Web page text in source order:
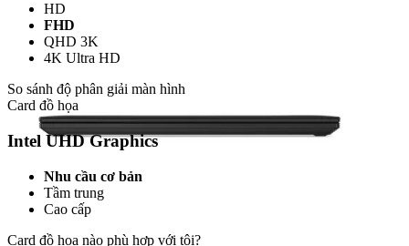
HD
FHD
QHD 3K
4K Ultra HD
So sánh độ phân giải màn hình
Card đồ họa
Intel UHD Graphics
Nhu cầu cơ bản
Tầm trung
Cao cấp
Card đồ họa nào phù hợp với tôi?